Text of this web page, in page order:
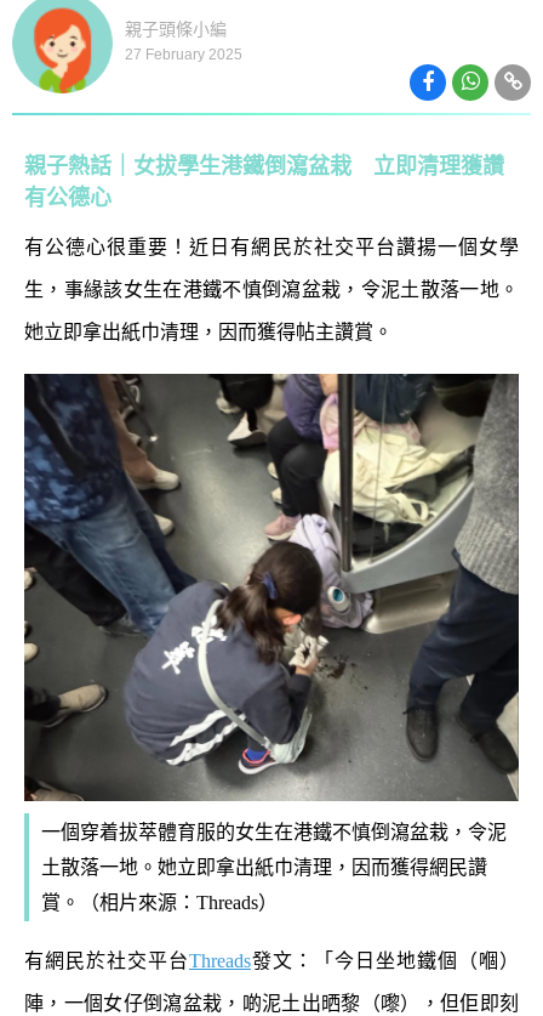
親子頭條小編
27 February 2025
親子熱話｜女拔學生港鐵倒瀉盆栽 立即清理獲讚
有公德心
有公德心很重要！近日有網民於社交平台讚揚一個女學
生，事緣該女生在港鐵不慎倒瀉盆栽，令泥土散落一地。
她立即拿出紙巾清理，因而獲得帖主讚賞。
一個穿着拔萃體育服的女生在港鐵不慎倒瀉盆栽，令泥
土散落一地。她立即拿出紙巾清理，因而獲得網民讚
賞。（相片來源：Threads）
有網民於社交平台Threads發文：「今日坐地鐵個（嗰）
陣，一個女仔倒瀉盆栽，啲泥土出晒黎（嚟），但佢即刻